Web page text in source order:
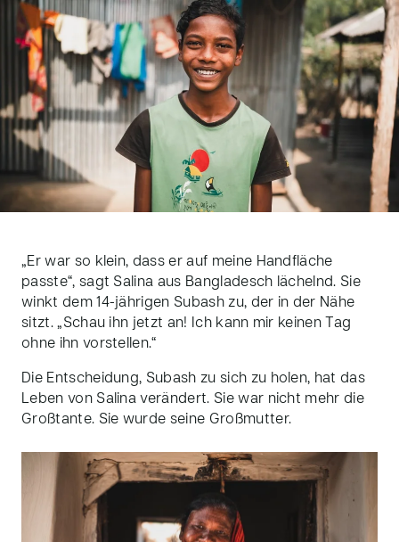
„Er war so klein, dass er auf meine Handfläche
passte“, sagt Salina aus Bangladesch lächelnd. Sie
winkt dem 14-jährigen Subash zu, der in der Nähe
sitzt. „Schau ihn jetzt an! Ich kann mir keinen Tag
ohne ihn vorstellen.“
Die Entscheidung, Subash zu sich zu holen, hat das
Leben von Salina verändert. Sie war nicht mehr die
Großtante. Sie wurde seine Großmutter.